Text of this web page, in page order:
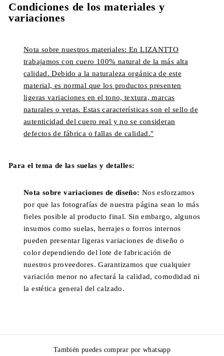
Condiciones de los materiales y
variaciones
Nota sobre nuestros materiales: En LIZANTTO
trabajamos con cuero 100% natural de la más alta
calidad. Debido a la naturaleza orgánica de este
material, es normal que los productos presenten
ligeras variaciones en el tono, textura, marcas
naturales o vetas. Estas características son el sello de
autenticidad del cuero real y no se consideran
defectos de fábrica o fallas de calidad."
Para el tema de las suelas y detalles:
Nota sobre variaciones de diseño: Nos esforzamos
por que las fotografías de nuestra página sean lo más
fieles posible al producto final. Sin embargo, algunos
insumos como suelas, herrajes o forros internos
pueden presentar ligeras variaciones de diseño o
color dependiendo del lote de fabricación de
nuestros proveedores. Garantizamos que cualquier
variación menor no afectará la calidad, comodidad ni
la estética general del calzado.
También puedes comprar por whatsapp